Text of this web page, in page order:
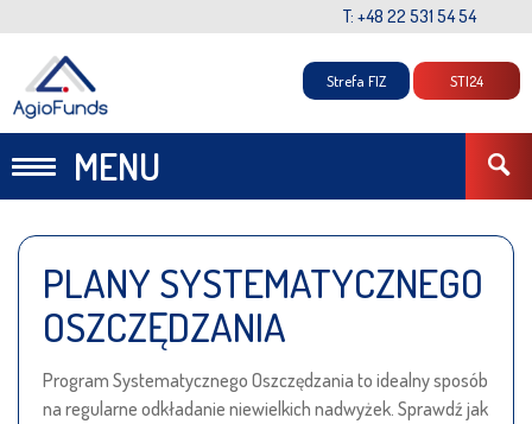
T: +48 22 531 54 54
MENU
Strefa FIZ STI24
PLANY SYSTEMATYCZNEGO
OSZCZĘDZANIA
Program Systematycznego Oszczędzania to idealny sposób
na regularne odkładanie niewielkich nadwyżek. Sprawdź jak